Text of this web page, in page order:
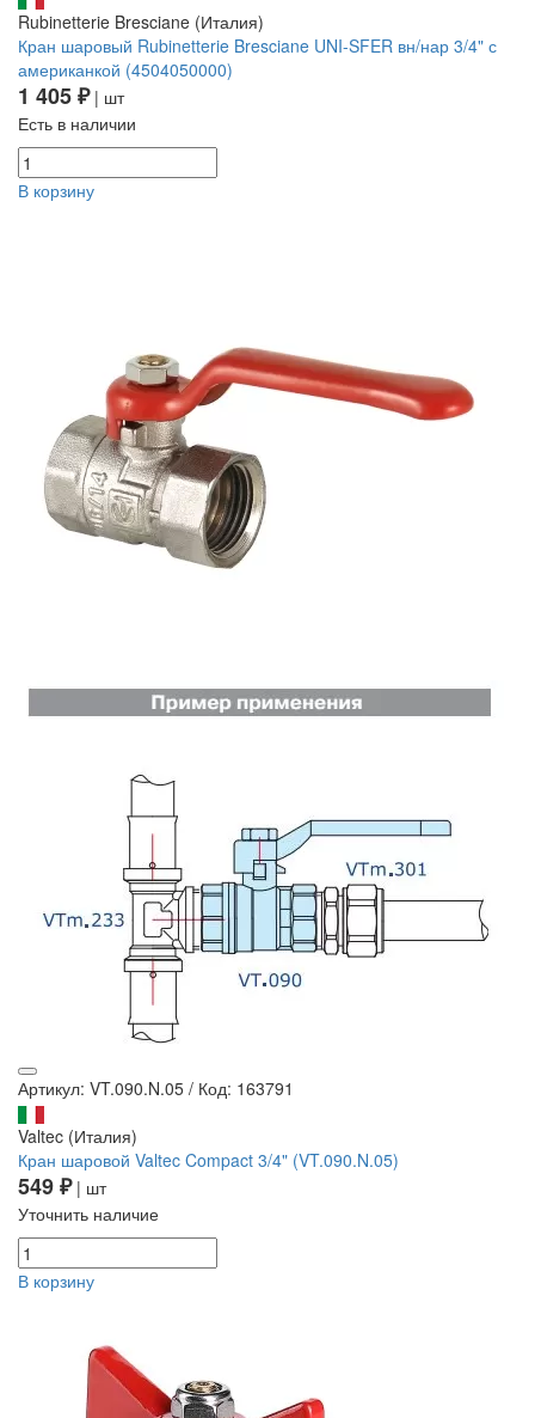
Rubinetterie Bresciane (Италия)
Кран шаровый Rubinetterie Bresciane UNI-SFER вн/нар 3/4" с
американкой (4504050000)
1 405 ₽| шт
Есть в наличии
В корзину
Артикул: VT.090.N.05 / Код: 163791
Valtec (Италия)
Кран шаровой Valtec Compact 3/4" (VT.090.N.05)
549 ₽| шт
Уточнить наличие
В корзину